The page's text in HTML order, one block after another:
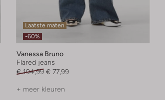
Laatste maten
-60%
Vanessa Bruno
Flared jeans
€ 194,99 € 77,99
+ meer kleuren